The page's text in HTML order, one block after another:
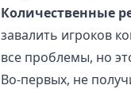
Количественные
завалить игроков
все проблемы, но
Во-первых, не